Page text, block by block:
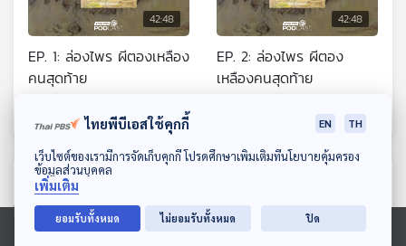
ดาวน์โหลด Thai PBS Podcast Application
42:48
EP. 1: ล่องไพร ผีตองเหลือง
คนสุดท้าย
42:48
EP. 2: ล่องไพร ผีตอง
เหลืองคนสุดท้าย
ตอนที่เกี่ยวข้อง
ไทยพีบีเอสใช้คุกกี้ EN TH
เว็บไซต์ของเรามีการจัดเก็บคุกกี้ โปรดศึกษาเพิ่มเติมที่นโยบายคุ้มครอง
ข้อมูลส่วนบุคคล
เพิ่มเติม
ยอมรับทั้งหมด ไม่ยอมรับทั้งหมด ปิด